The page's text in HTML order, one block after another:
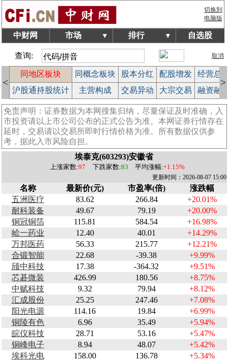
切换到
电脑版
中财网 市场 ▼ 排行 ▼ 自选股
查询: 取消
<
同地区板块 同概念板块 股本分红 配股增发
经营总
沪股通持股统计 主营构成 交易异动 大宗交易 融资融
>
免责声明：证券数据为本网搜集归纳，尽量保证及时准确，入
市投资请以上市公司公布的正式公告为准。本网证券行情存在
延时，交易请以交易所即时行情价格为准。所有数据仅供参
考，据此入市风险自担。
埃泰克(603293)安徽省
上涨家数:97 下跌家数:83 平均涨幅:+1.15%
更新时间：2026-08-07 15:00
名称 最新价(元) 市盈率(倍)
涨跌幅
五洲医疗
83.62 266.84
+20.01%
耐科装备
49.67 79.19
+20.00%
铜冠铜箔
115.81 584.54
+16.98%
峆一药业
12.40 40.01
+14.29%
万邦医药
56.33 215.77
+12.21%
合锻智能
22.68 -39.38
+9.99%
颀中科技
17.38 -364.32
+9.51%
芯碁微装
426.99 180.56
+8.75%
中赋科技
9.32 79.94
+8.12%
汇成股份
25.25 247.46
+7.08%
阳光电源
114.16 19.84
+6.99%
铜陵有色
6.96 35.49
+5.94%
皖仪科技
28.71 53.16
+5.47%
铜峰电子
8.94 48.07
+5.42%
埃科光电
158.00 136.78
+5.34%